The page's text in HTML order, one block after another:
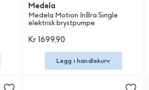
Medela
Medela Motion InBra Single
elektrisk brystpumpe
Kr 1699,90
Legg i handlekurv